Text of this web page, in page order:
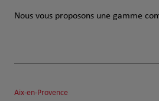
Nous vous proposons une gamme
Aix-en-Provence